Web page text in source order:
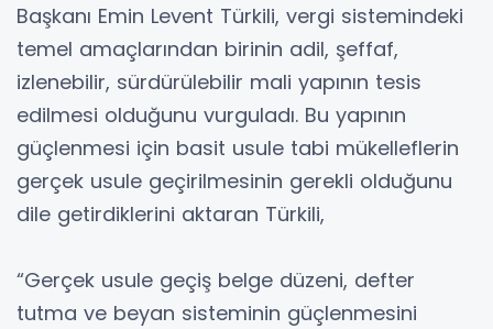
Başkanı Emin Levent Türkili, vergi sistemindeki
temel amaçlarından birinin adil, şeffaf,
izlenebilir, sürdürülebilir mali yapının tesis
edilmesi olduğunu vurguladı. Bu yapının
güçlenmesi için basit usule tabi mükelleflerin
gerçek usule geçirilmesinin gerekli olduğunu
dile getirdiklerini aktaran Türkili,
“Gerçek usule geçiş belge düzeni, defter
tutma ve beyan sisteminin güçlenmesini